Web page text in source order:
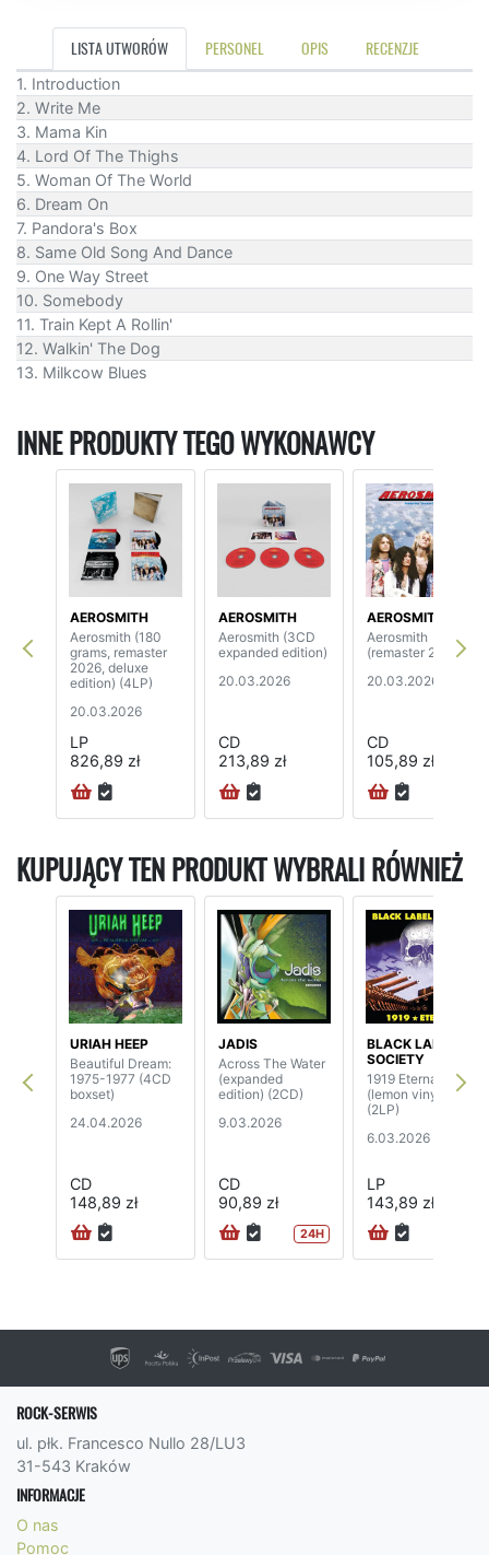
LISTA UTWORÓW PERSONEL OPIS RECENZJE
1. Introduction
2. Write Me
3. Mama Kin
4. Lord Of The Thighs
5. Woman Of The World
6. Dream On
7. Pandora's Box
8. Same Old Song And Dance
9. One Way Street
10. Somebody
11. Train Kept A Rollin'
12. Walkin' The Dog
13. Milkcow Blues
INNE PRODUKTY TEGO WYKONAWCY
AEROSMITH
Aerosmith (180
grams, remaster
2026, deluxe
edition) (4LP)
20.03.2026
LP
826,89 zł
AEROSMITH
Aerosmith (3CD
expanded edition)
20.03.2026
CD
213,89 zł
AEROSMITH
Aerosmith
(remaster 2026)
20.03.2026
CD
105,89 zł
KUPUJĄCY TEN PRODUKT WYBRALI RÓWNIEŻ
URIAH HEEP
Beautiful Dream:
1975-1977 (4CD
boxset)
24.04.2026
CD
148,89 zł
JADIS
Across The Water
(expanded
edition) (2CD)
9.03.2026
CD
90,89 zł
24H
BLACK LABEL
SOCIETY
1919 Eternal
(lemon vinyl)
(2LP)
6.03.2026
LP
143,89 zł
ROCK-SERWIS
ul. płk. Francesco Nullo 28/LU3
31-543 Kraków
INFORMACJE
O nas
Pomoc